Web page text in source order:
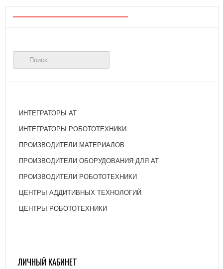
ИНТЕГРАТОРЫ АТ
ИНТЕГРАТОРЫ РОБОТОТЕХНИКИ
ПРОИЗВОДИТЕЛИ МАТЕРИАЛОВ
ПРОИЗВОДИТЕЛИ ОБОРУДОВАНИЯ ДЛЯ АТ
ПРОИЗВОДИТЕЛИ РОБОТОТЕХНИКИ
ЦЕНТРЫ АДДИТИВНЫХ ТЕХНОЛОГИЙ
ЦЕНТРЫ РОБОТОТЕХНИКИ
ЛИЧНЫЙ КАБИНЕТ